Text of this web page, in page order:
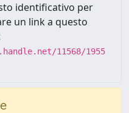
identificativo per
un link a questo
11568/1955